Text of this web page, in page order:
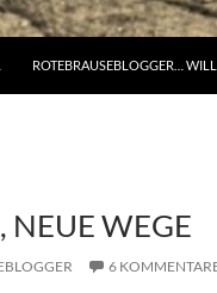
ROTEBRAUSEBLOGGER… WILL
NEUE WEGE
6